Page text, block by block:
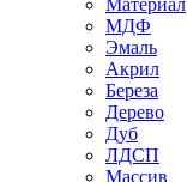
Материал
МДФ
Эмаль
Акрил
Береза
Дерево
Дуб
ЛДСП
Массив